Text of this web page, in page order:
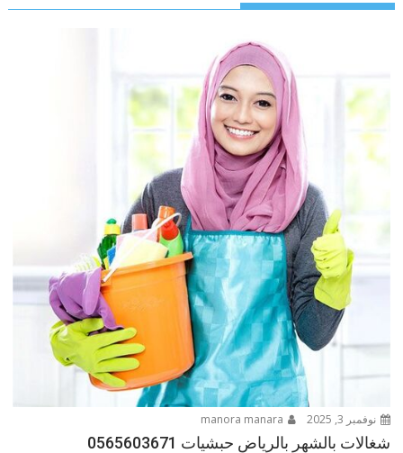
نوفمبر 3, 2025
شغالات بالشهر بالرياض حبشيات 0565603671